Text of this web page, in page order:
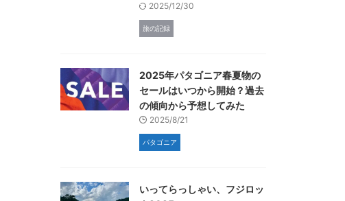
2025/12/30
旅の記録
2025年パタゴニア春夏物の
セールはいつから開始？過去
の傾向から予想してみた
2025/8/21
パタゴニア
いってらっしゃい、フジロッ